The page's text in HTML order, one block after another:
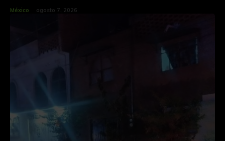
México agosto 7, 2026